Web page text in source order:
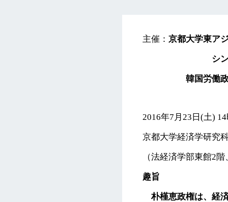
主催： 京都大学東ア
シンポジ
韓国労働政策
2016年7月23日(土)
京都大学経済学研究
（法経済学部東館2
趣旨
朴槿恵政権は、経